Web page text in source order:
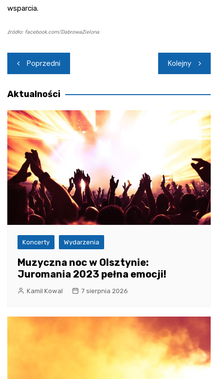
wsparcia.
źródło: facebook.com/DabrowaZielona
Nawigacja
wpisu
Poprzedni Kolejny
Aktualności
Koncerty Wydarzenia
Muzyczna noc w Olsztynie:
Juromania 2023 pełna emocji!
Kamil Kowal 7 sierpnia 2026